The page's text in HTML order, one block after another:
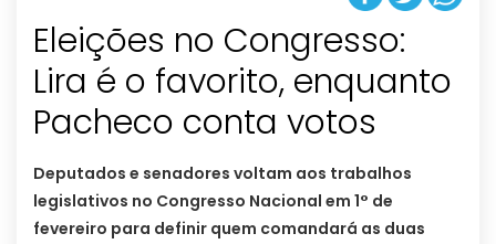
Eleições no Congresso:
Lira é o favorito, enquanto
Pacheco conta votos
Deputados e senadores voltam aos trabalhos
legislativos no Congresso Nacional em 1° de
fevereiro para definir quem comandará as duas